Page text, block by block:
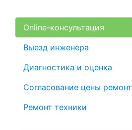
Online-консультация
Выезд инженера
Диагностика и оценка
Согласование цены
Ремонт техники